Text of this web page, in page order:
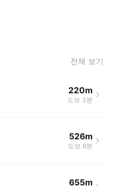
전체 보기
220m
도보 3분
526m
도보 8분
655m